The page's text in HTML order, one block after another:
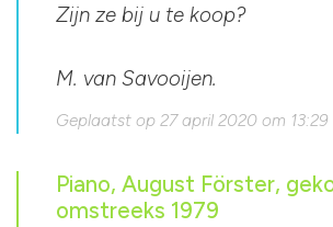
Zijn ze bij u te koop?
M. van Savooijen.
Geplaatst op 27 april 2020 om 13:29
Piano, August Förster,
omstreeks 1979